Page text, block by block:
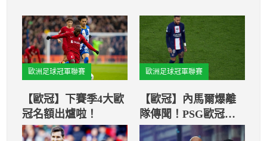
歐洲足球冠軍聯賽
【歐冠】下賽季4大歐
冠名額出爐啦！
歐洲足球冠軍聯賽
【歐冠】內馬爾爆離
隊傳聞！PSG歐冠晉
級之路恐添難度